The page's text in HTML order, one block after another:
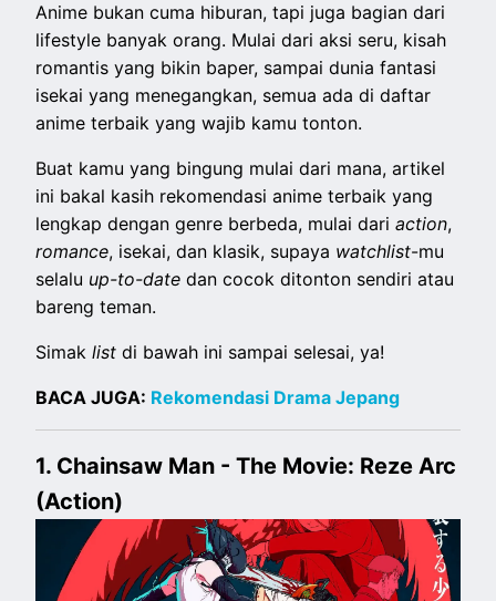
Anime bukan cuma hiburan, tapi juga bagian dari
lifestyle banyak orang. Mulai dari aksi seru, kisah
romantis yang bikin baper, sampai dunia fantasi
isekai yang menegangkan, semua ada di daftar
anime terbaik yang wajib kamu tonton.
Buat kamu yang bingung mulai dari mana, artikel
ini bakal kasih rekomendasi anime terbaik yang
lengkap dengan genre berbeda, mulai dariaction,
romance, isekai, dan klasik, supaya watchlist-mu
selalu up-to-date dan cocok ditonton sendiri atau
bareng teman.
Simaklist di bawah ini sampai selesai, ya!
BACA JUGA: Rekomendasi Drama Jepang
1. Chainsaw Man - The Movie: Reze Arc
(Action)